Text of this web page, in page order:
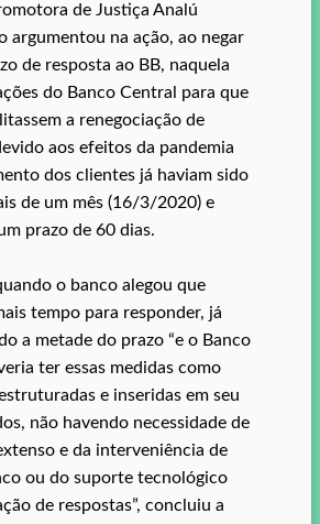
de Justiça Analú
argumentou na ação, ao negar
de resposta ao BB, naquela
do Banco Central para que
a renegociação de
aos efeitos da pandemia
dos clientes já haviam sido
de um mês (16/3/2020) e
prazo de 60 dias.
o banco alegou que
tempo para responder, já
a metade do prazo “e o Banco
ter essas medidas como
e inseridas em seu
não havendo necessidade de
e da interveniência de
ou do suporte tecnológico
de respostas”, concluiu a